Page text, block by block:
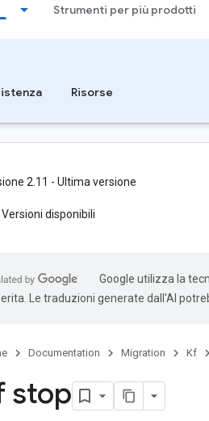
Strumenti per più prodotti
Risorse
2.11 - Ultima versione
Versioni disponibili
Google utilizza la
Le traduzioni generate dall'AI
Documentation Migration Kf
stop